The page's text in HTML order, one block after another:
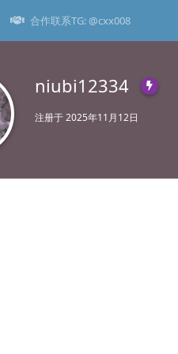
合作联系TG: @cxx008
niubi12334
注册于2025年11月12日